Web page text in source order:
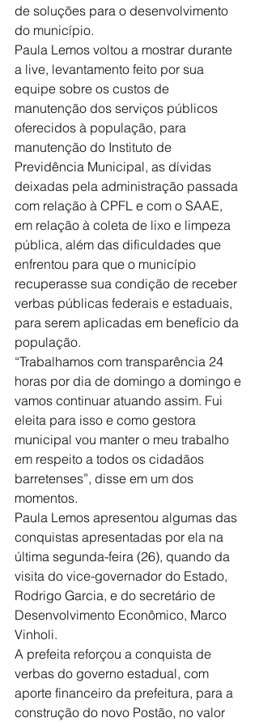
de soluções para o desenvolvimento
do município.
Paula Lemos voltou a mostrar durante
a live, levantamento feito por sua
equipe sobre os custos de
manutenção dos serviços públicos
oferecidos à população, para
manutenção do Instituto de
Previdência Municipal, as dívidas
deixadas pela administração passada
com relação à CPFL e com o SAAE,
em relação à coleta de lixo e limpeza
pública, além das dificuldades que
enfrentou para que o município
recuperasse sua condição de receber
verbas públicas federais e estaduais,
para serem aplicadas em benefício da
população.
“Trabalhamos com transparência 24
horas por dia de domingo a domingo e
vamos continuar atuando assim. Fui
eleita para isso e como gestora
municipal vou manter o meu trabalho
em respeito a todos os cidadãos
barretenses”, disse em um dos
momentos.
Paula Lemos apresentou algumas das
conquistas apresentadas por ela na
última segunda-feira (26), quando da
visita do vice-governador do Estado,
Rodrigo Garcia, e do secretário de
Desenvolvimento Econômico, Marco
Vinholi.
A prefeita reforçou a conquista de
verbas do governo estadual, com
aporte financeiro da prefeitura, para a
construção do novo Postão, no valor